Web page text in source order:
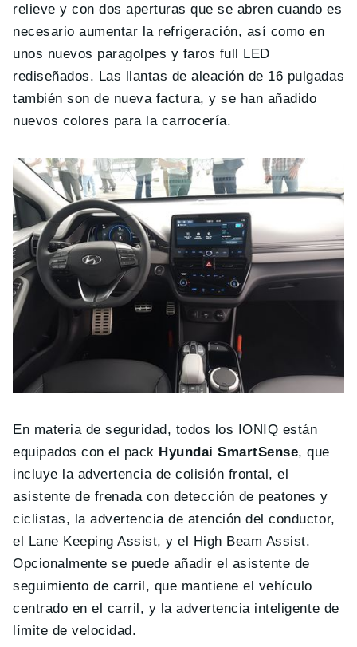
relieve y con dos aperturas que se abren cuando es
necesario aumentar la refrigeración, así como en
unos nuevos paragolpes y faros full LED
rediseñados. Las llantas de aleación de 16 pulgadas
también son de nueva factura, y se han añadido
nuevos colores para la carrocería.
En materia de seguridad, todos los IONIQ están
equipados con el pack Hyundai SmartSense, que
incluye la advertencia de colisión frontal, el
asistente de frenada con detección de peatones y
ciclistas, la advertencia de atención del conductor,
el Lane Keeping Assist, y el High Beam Assist.
Opcionalmente se puede añadir el asistente de
seguimiento de carril, que mantiene el vehículo
centrado en el carril, y la advertencia inteligente de
límite de velocidad.